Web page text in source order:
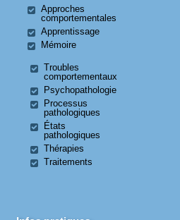
Approches
comportementales
Apprentissage
Mémoire
Troubles
comportementaux
Psychopathologie
Processus
pathologiques
États
pathologiques
Thérapies
Traitements